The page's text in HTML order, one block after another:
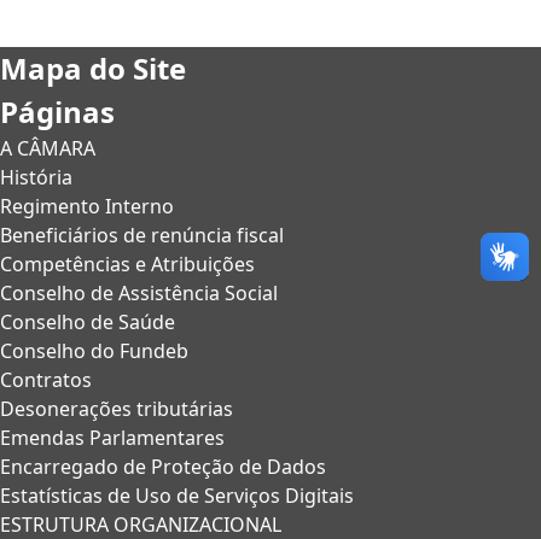
Mapa do Site
Páginas
A CÂMARA
História
Regimento Interno
Beneficiários de renúncia fiscal
Competências e Atribuições
Conselho de Assistência Social
Conselho de Saúde
Conselho do Fundeb
Contratos
Desonerações tributárias
Emendas Parlamentares
Encarregado de Proteção de Dados
Estatísticas de Uso de Serviços Digitais
ESTRUTURA ORGANIZACIONAL